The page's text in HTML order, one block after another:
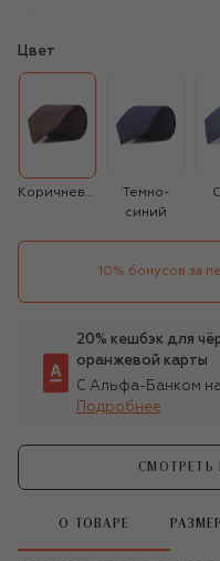
Цвет
Коричневый
Темно-
синий
10% бонусов за
20% кешбэк для
оранжевой карты
С Альфа-Банком
Подробнее
О ТОВАРЕ